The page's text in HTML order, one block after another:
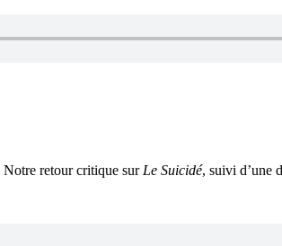
Notre retour critique sur Le Suicidé, suivi d’une